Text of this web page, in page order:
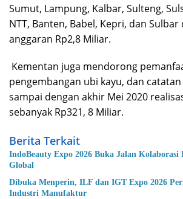
Sumut, Lampung, Kalbar, Sulteng,
NTT, Banten, Babel, Kepri, dan
anggaran Rp2,8 Miliar.
Kementan juga mendorong
pengembangan ubi kayu, dan
sampai dengan akhir Mei 2020
sebanyak Rp321, 8 Miliar.
Berita Terkait
IndoBeauty Expo 2026 Buka Jalan
Global
Dibuka Menperin, ILF dan IGT Expo 2026
Industri Manufaktur